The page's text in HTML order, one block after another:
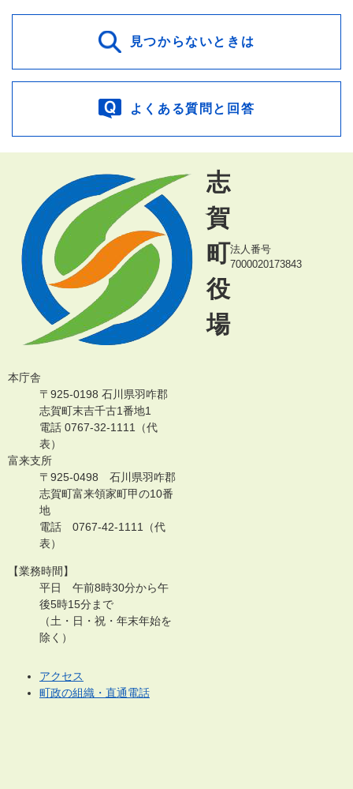
見つからないときは
よくある質問と回答
志
賀
町
役
場
法人番号
7000020173843
本庁舎
〒925-0198 石川県羽咋郡
志賀町末吉千古1番地1
電話 0767-32-1111（代
表）
富来支所
〒925-0498 石川県羽咋郡
志賀町富来領家町甲の10番
地
電話 0767-42-1111（代
表）
【業務時間】
平日 午前8時30分から午
後5時15分まで
（土・日・祝・年末年始を
除く）
アクセス
町政の組織・直通電話